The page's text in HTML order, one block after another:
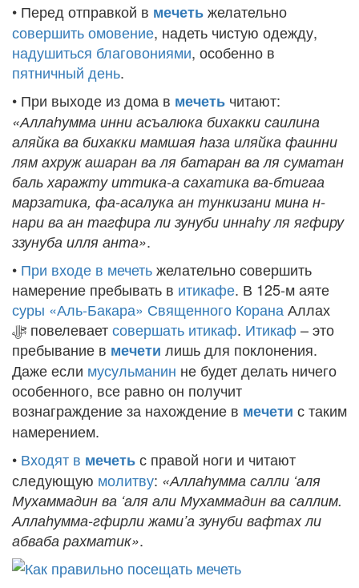
• Перед отправкой в мечетьжелательно
совершить омовение, надеть чистую одежду,
надушиться благовониями, особенно в
пятничный день.
• При выходе из дома в мечеть читают:
«Аллаhумма инни асъалюка бихакки саилина
аляйка ва бихакки мамшая hаза иляйка фаинни
лям ахруж ашаран ва ля батаран ва ля суматан
баль харажту иттика-а сахатика ва-бтигаа
марзатика, фа-асалука ан тункизани мина н-
нари ва ан тагфира ли зунуби иннаhу ля ягфиру
ззунуба илля анта».
• При входе в мечетьжелательно совершить
намерение пребывать в итикафе. В 125-м аяте
суры «Аль-Бакара» Священного Корана Аллах
ﷻ повелеваетсовершать итикаф. Итикаф – это
пребывание в мечети лишь для поклонения.
Даже если мусульманин не будет делать ничего
особенного, все равно он получит
вознаграждение за нахождение в мечети с таким
намерением.
• Входят в мечетьс правой ноги и читают
следующую молитву: «Аллаhумма салли ‘аля
Мухаммадин ва ‘аля али Мухаммадин ва саллим.
Аллаhумма-гфирли жами’а зунуби вафтах ли
абваба рахматик».